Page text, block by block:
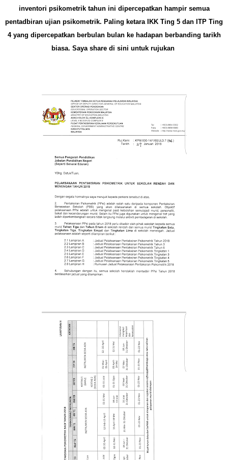
inventori psikometrik tahun ini dipercepatkan hampir semua
pentadbiran ujian psikometrik. Paling ketara IKK Ting 5 dan ITP Ting
4 yang dipercepatkan berbulan bulan ke hadapan berbanding tarikh
biasa. Saya share di sini untuk rujukan